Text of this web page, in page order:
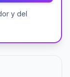
y del